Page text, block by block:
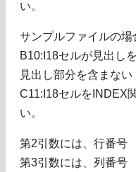
い。
サンプルファイルの場
B10:I18セルが見出し
見出し部分を含まない
C11:I18セルをINDEX
い。
第2引数には、行番号
第3引数には、列番号